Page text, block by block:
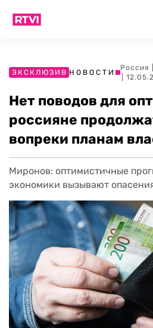
ЭКСКЛЮЗИВ НОВОСТИ
Россия
|
Нет поводов для
россияне
вопреки планам
Миронов: оптимистичные
экономики вызывают